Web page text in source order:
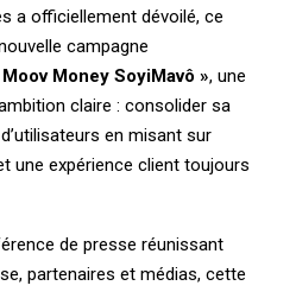
a officiellement dévoilé, ce
campagne
Money SoyiMavô », une
claire : consolider sa
en misant sur
une expérience client toujours
de presse réunissant
partenaires et médias, cette